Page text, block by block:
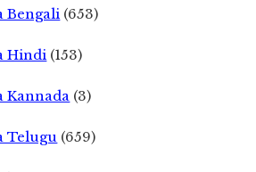
Bengali (653)
Hindi (153)
Kannada (3)
Telugu (659)